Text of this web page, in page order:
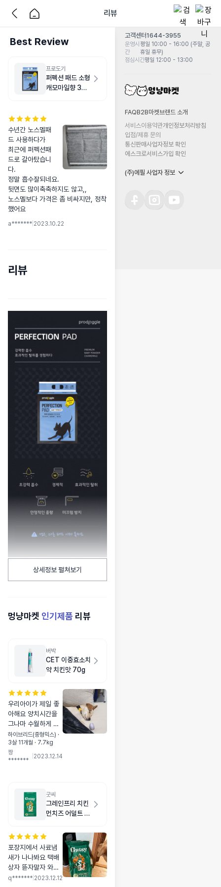
리뷰
Best Review
프로도기
퍼펙션 패드 소형
캐모마일향 30
수년간 노스멜패
드 사용하다가
최근에 퍼펙션패
드로 갈아탔습니
다.
정말 흡수잘되네요.
뒷면도 많이축축하지도 않고,,
노스멜보다 가격은 좀 비싸지만, 정착
했어요
a******* 2023.10.22
리뷰
상세정보 펼쳐보기
멍냥마켓 인기제품 리뷰
버박
CET 이중효소치
약 치킨맛 70g
우리아이가 제일 좋
아해요 양치시간을
그나마 수월하게 해
주는 제품! 치아건강
에 효과도 좋기를 바
랄뿐 ㅠㅠ 양치하고
하이브리드(중형믹스) ·
3살 11개월 · 7.7kg
짱
*******
2023.12.14
굿씨
그레인프리 치킨
먼치즈 어덜트 스
포장지에서 사료냄
새가 나나봐요 택배
상자 뜯자말자 와서
계속 냄새를 맡는데
q******* 2023.12.12
고객센터1644-3955
운영시
간
평일 10:00 - 16:00 (주말, 공
휴일 휴무)
점심시간평일 12:00 - 13:00
FAQB2B마켓 브랜드 소개
서비스이용약관개인정보처리방침
입점/제휴 문의
통신판매사업자정보 확인
에스크로서비스가입 확인
(주)에필 사업자 정보